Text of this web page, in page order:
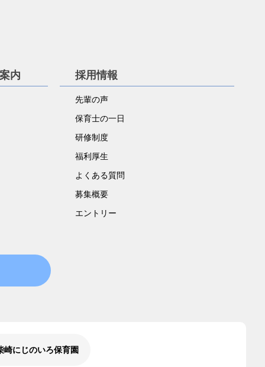
内 採用情報
先輩の声
保育士の一日
研修制度
福利厚生
よくある質問
募集概要
エントリー
崎にじのいろ保育園